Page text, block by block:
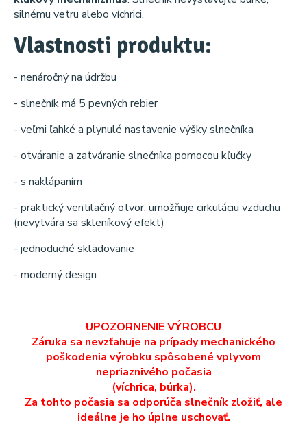
silnému vetru alebo víchrici.
Vlastnosti produktu:
- nenáročný na údržbu
- slnečník má 5 pevných rebier
- veľmi ľahké a plynulé nastavenie výšky slnečníka
- otváranie a zatváranie slnečníka pomocou kľučky
- s naklápaním
- praktický ventilačný otvor, umožňuje cirkuláciu vzduchu
(nevytvára sa skleníkový efekt)
- jednoduché skladovanie
- moderný design
UPOZORNENIE VÝROBCU
Záruka sa nevzťahuje na prípady mechanického
poškodenia výrobku spôsobené vplyvom
nepriaznivého počasia
(víchrica, búrka).
Za tohto počasia sa odporúča slnečník zložiť, ale
ideálne je ho úplne uschovať.